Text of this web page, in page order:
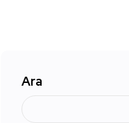
Ara